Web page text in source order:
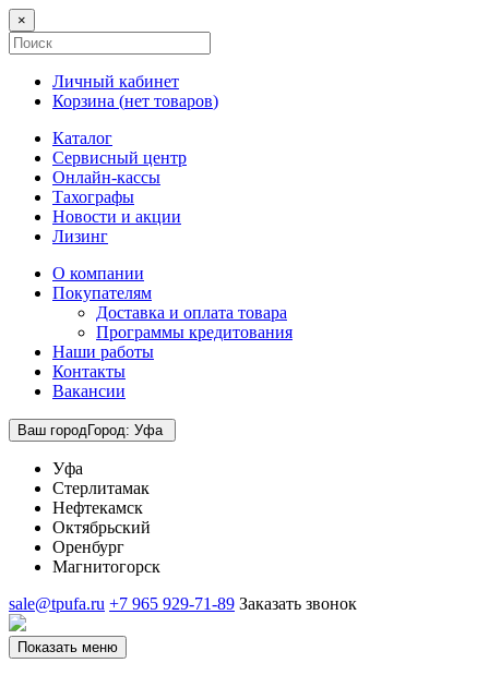
×
Личный кабинет
Корзина (нет товаров)
Каталог
Сервисный центр
Онлайн-кассы
Тахографы
Новости и акции
Лизинг
О компании
Покупателям
Доставка и оплата товара
Программы кредитования
Наши работы
Контакты
Вакансии
Ваш городГород: Уфа
Уфа
Стерлитамак
Нефтекамск
Октябрьский
Оренбург
Магнитогорск
sale@tpufa.ru +7 965 929-71-89 Заказать звонок
Показать меню